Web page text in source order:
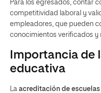
Para los egresados, contar
competitividad laboral y
empleadores, que pueden
conocimientos verificados y
Importancia de
educativa
La acreditación de escuelas